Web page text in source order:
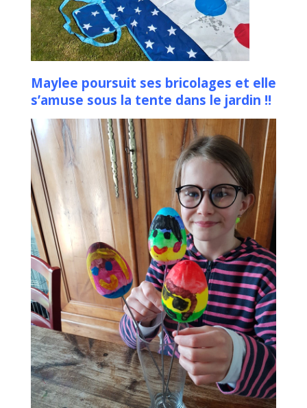
Maylee poursuit ses bricolages et elle
s’amuse sous la tente dans le jardin !!